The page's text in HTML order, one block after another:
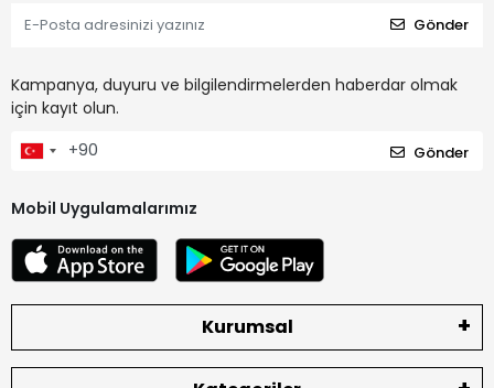
Gönder
Kampanya, duyuru ve bilgilendirmelerden haberdar olmak
için kayıt olun.
Gönder
Mobil Uygulamalarımız
Kurumsal